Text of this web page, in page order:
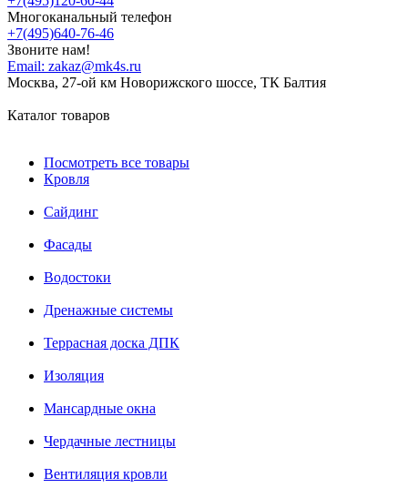
Многоканальный телефон
+7(495)640-76-46
Звоните нам!
Email: zakaz@mk4s.ru
Москва, 27-ой км Новорижского шоссе, ТК Балтия
Каталог товаров
Посмотреть все товары
Кровля
Сайдинг
Фасады
Водостоки
Дренажные системы
Террасная доска ДПК
Изоляция
Мансардные окна
Чердачные лестницы
Вентиляция кровли